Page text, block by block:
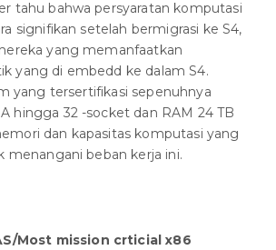
tahu bahwa persyaratan komputasi
signifikan setelah bermigrasi ke S4,
yang memanfaatkan
yang di embedd ke dalam S4.
yang tersertifikasi sepenuhnya
hingga 32 -socket dan RAM 24 TB
dan kapasitas komputasi yang
menangani beban kerja ini.
Most mission crticial x86